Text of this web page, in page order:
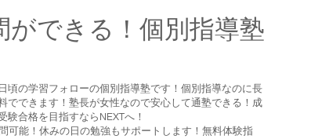
ができる！個別指導塾
頃の学習フォローの個別指導塾です！個別指導なのに長
でできます！塾長が女性なので安心して通塾できる！成
合格を目指すならNEXTへ！
可能！休みの日の勉強もサポートします！無料体験指